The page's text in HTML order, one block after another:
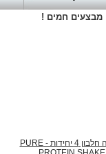
מבצעים חמים !
משקה חלבון 4 יחידות - PURE
PROTEIN SHAKE